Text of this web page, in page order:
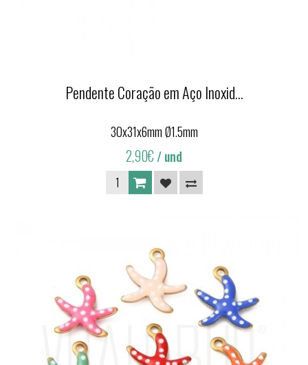
Pendente Coração em Aço Inoxid...
30x31x6mm Ø1.5mm
2,90€/ und